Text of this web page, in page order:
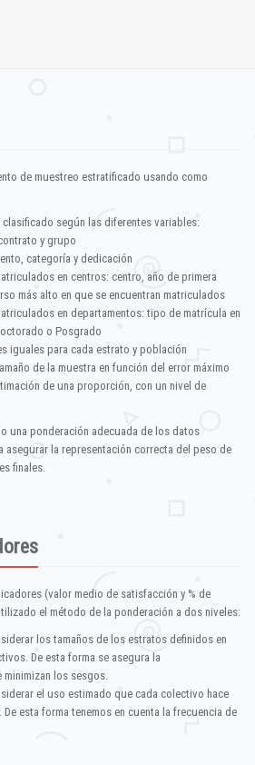
de muestreo estratificado usando como
según las diferentes variables:
y grupo
categoría y dedicación
en centros: centro, año de primera
más alto en que se encuentran matriculados
en departamentos: tipo de matrícula en
o Posgrado
iguales para cada estrato y población
de la muestra en función del error máximo
de una proporción, con un nivel de
una ponderación adecuada de los datos
asegurar la representación correcta del peso de
finales.
(valor medio de satisfacción y % de
el método de la ponderación a dos niveles:
los tamaños de los estratos definidos en
De esta forma se asegura la
minimizan los sesgos.
el uso estimado que cada colectivo hace
esta forma tenemos en cuenta la frecuencia de